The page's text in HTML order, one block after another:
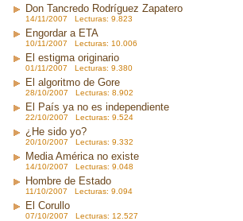
Don Tancredo Rodríguez Zapatero
14/11/2007 Lecturas: 9.823
Engordar a ETA
10/11/2007 Lecturas: 10.006
El estigma originario
01/11/2007 Lecturas: 9.380
El algoritmo de Gore
28/10/2007 Lecturas: 8.902
El País ya no es independiente
22/10/2007 Lecturas: 9.524
¿He sido yo?
20/10/2007 Lecturas: 9.332
Media América no existe
14/10/2007 Lecturas: 9.048
Hombre de Estado
11/10/2007 Lecturas: 9.094
El Corullo
07/10/2007 Lecturas: 12.527